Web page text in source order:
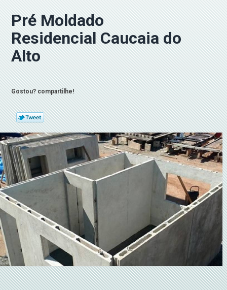
Pré Moldado
Residencial Caucaia do
Alto
Gostou? compartilhe!